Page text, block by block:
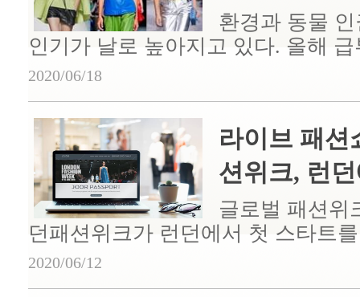
환경과 동물
인기가 날로 높아지고 있다. 올해
2020/06/18
라이브 패션
션위크, 런
글로벌 패션위
던패션위크가 런던에서 첫 스타트
2020/06/12